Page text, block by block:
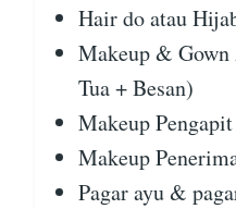
Hair do atau
Makeup & Gown
Tua + Besan)
Makeup
Makeup
Pagar ayu &